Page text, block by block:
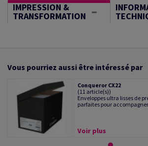
IMPRESSION &
TRANSFORMATION
Vous pourriez aussi être intéressé par
Conqueror CX22
(11 article(s))
Enveloppes ultra lisses de
parfaites pour
Voir plus